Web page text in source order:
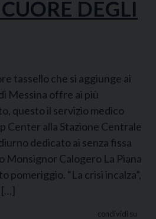
DEGLI
tassello che si aggiunge ai
Messina offre ai più
questo il servizio medico
Center alla Stazione Centrale
dedicato ai senza fissa
Monsignor Calogero La Piana
pomeriggio. “La crisi incalza”,
[…]
condividi su